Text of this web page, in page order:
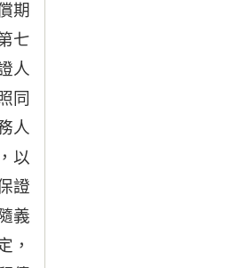
期
七
人
同
人
以
證
義
，